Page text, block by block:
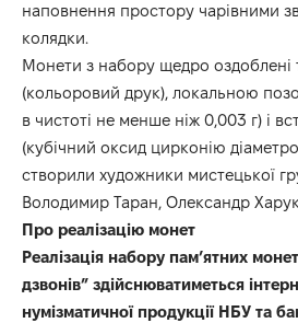
наповнення простору чарівними
колядки.
Монети з набору щедро оздоблені
(кольоровий друк), локальною
в чистоті не менше ніж 0,003 г) і
(кубічний оксид цирконію
створили художники мистецької
Володимир Таран, Олександр
Про реалізацію монет
Реалізація набору пам’ятних
дзвонів” здійснюватиметься
нумізматичної продукції НБУ та